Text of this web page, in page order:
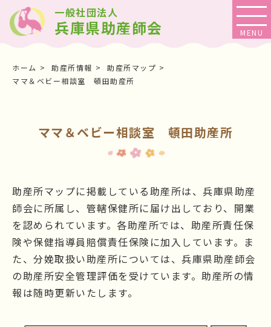
一般社団法人
兵庫県助産師会
ホーム 助産所情報
助産所マップ
ママ＆ベビー相談室 頓田助産所
ママ＆ベビー相談室 頓田助産所
助産所マップに掲載している助産所は、兵庫県助産
師会に所属し、管轄保健所に届け出しており、開業
を認められています。各助産所では、助産所責任保
険や保健指導員賠償責任保険に加入しています。ま
た、分娩取扱い助産所については、兵庫県助産師会
の助産所安全管理評価を受けています。助産所の情
報は随時更新いたします。